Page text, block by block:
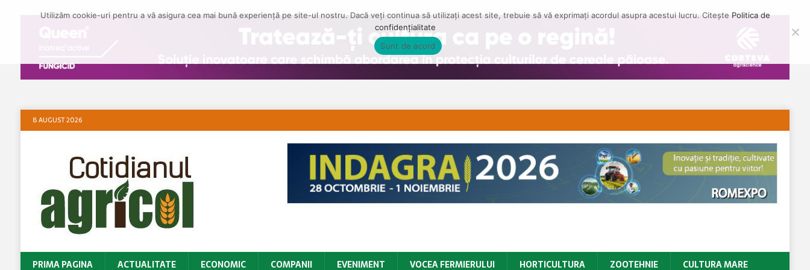
8 AUGUST 2026
PRIMA PAGINA ACTUALITATE ECONOMIC COMPANII EVENIMENT VOCEA FERMIERULUI HORTICULTURA ZOOTEHNIE
CULTURA MARE
Utilizăm cookie-uri pentru a vă asigura cea mai bună experiență pe site-ul nostru. Dacă veți continua să utilizați acest site, trebuie să vă exprimați acordul asupra acestui lucru. Citește Politica de
confidențialitate
Sunt de acord